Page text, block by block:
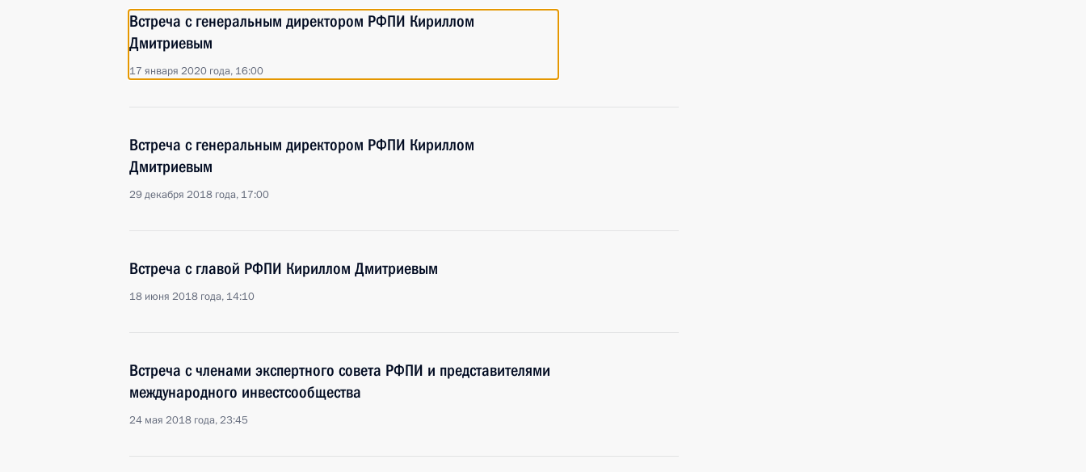
Встреча с генеральным директором РФПИ Кириллом
Дмитриевым
17 января 2020 года, 16:00
Встреча с генеральным директором РФПИ Кириллом
Дмитриевым
29 декабря 2018 года, 17:00
Встреча с главой РФПИ Кириллом Дмитриевым
18 июня 2018 года, 14:10
Встреча с членами экспертного совета РФПИ и представителями
международного инвестсообщества
24 мая 2018 года, 23:45